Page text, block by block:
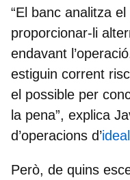
“El banc analitza
proporcionar-li
endavant
estiguin corrent
el possible per
la pena”, explica
d’operacions d’
Però, de quins